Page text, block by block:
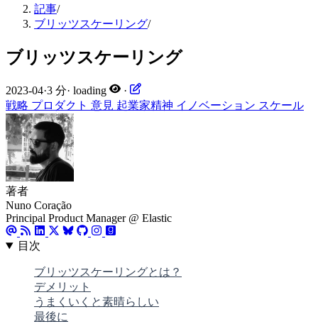
記事/
ブリッツスケーリング/
ブリッツスケーリング
2023-04·3 分· loading
·
戦略 プロダクト 意見 起業家精神 イノベーション スケール
著者
Nuno Coração
Principal Product Manager @ Elastic
目次
ブリッツスケーリングとは？
デメリット
うまくいくと素晴らしい
最後に